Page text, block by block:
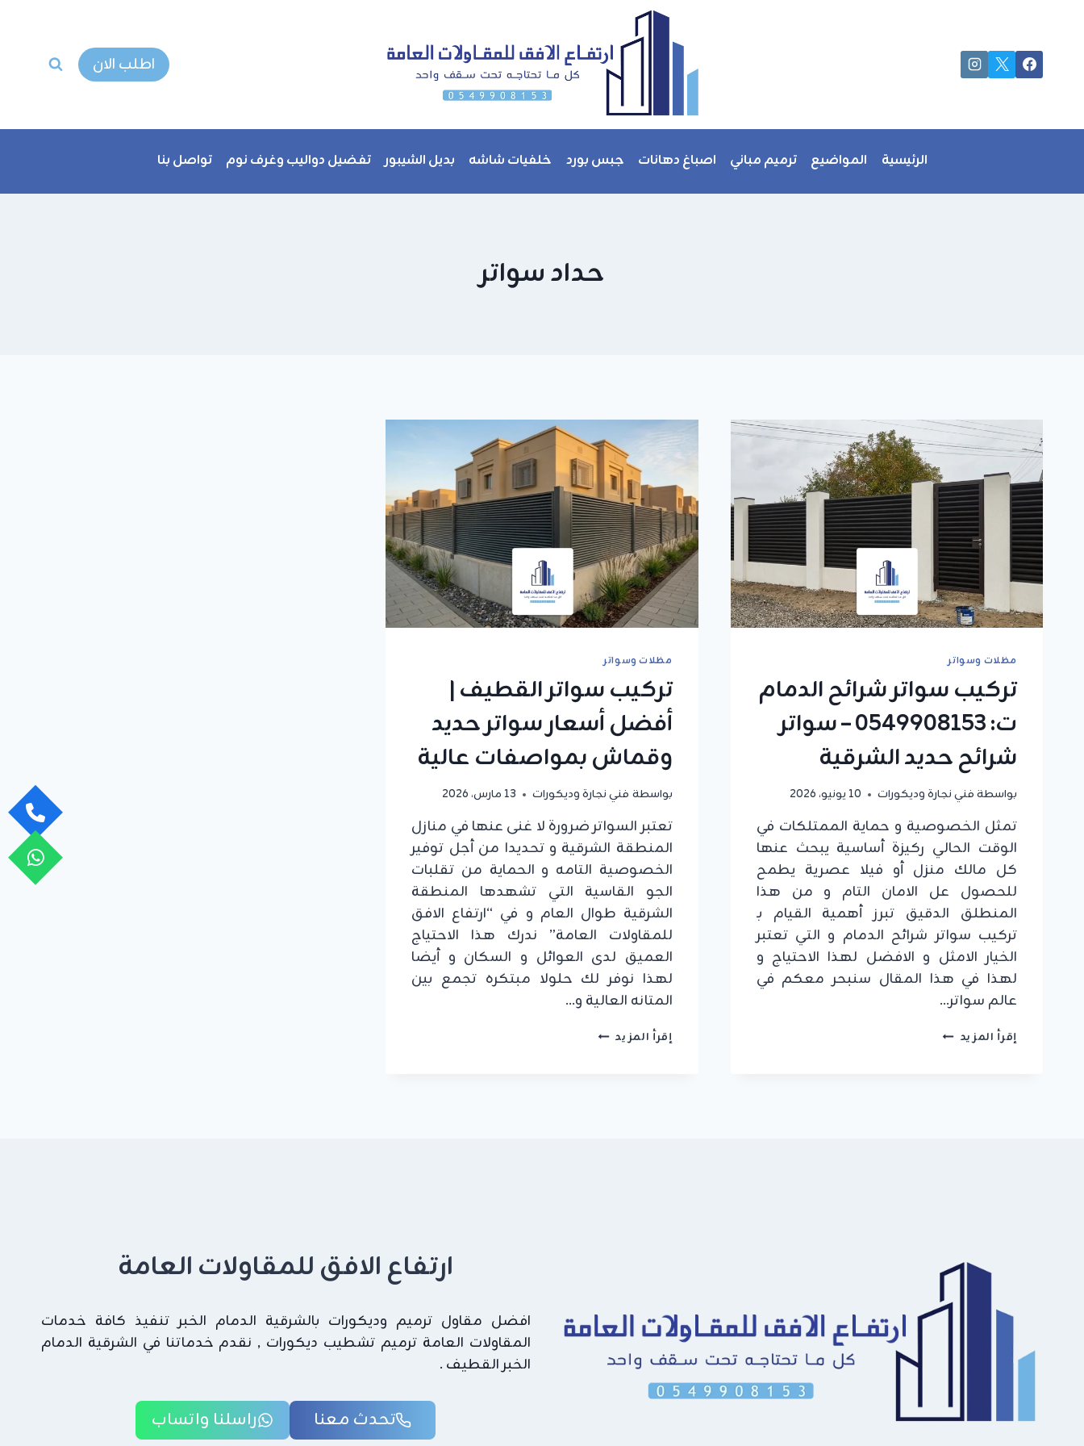
المحتوى
اطلب الان
الرئيسية المواضيع ترميم مباني اصباغ دهانات جبس بورد خلفيات شاشه بديل الشيبور تفضيل دواليب وغرف نوم تواصل بنا
حداد سواتر
مظلات وسواتر
تركيب سواتر شرائح الدمام
ت: 0549908153 – سواتر
شرائح حديد الشرقية
بواسطةفني نجارة وديكورات 10 يونيو، 2026
تمثل الخصوصية و حماية الممتلكات في
الوقت الحالي ركيزة أساسية يبحث عنها
كل مالك منزل أو فيلا عصرية يطمح
للحصول عل الامان التام و من هذا
المنطلق الدقيق تبرز أهمية القيام بـ
تركيب سواتر شرائح الدمام و التي تعتبر
الخيار الامثل و الافضل لهذا الاحتياج و
لهذا في هذا المقال سنبحر معكم في
عالم سواتر…
إقرأ المزيد تركيب
مظلات وسواتر
​تركيب سواتر القطيف |
أفضل أسعار سواتر حديد
وقماش بمواصفات عالية
بواسطة فني نجارة وديكورات 13 مارس، 2026
تعتبر السواتر ضرورة لا غنى عنها في منازل
المنطقة الشرقية و تحديدا من أجل توفير
الخصوصية التامه و الحماية من تقلبات
الجو القاسية التي تشهدها المنطقة
الشرقية طوال العام و في “ارتفاع الافق
للمقاولات العامة” ندرك هذا الاحتياج
العميق لدى العوائل و السكان و أيضا
لهذا نوفر لك حلولا مبتكره تجمع بين
المتانه العالية و…
إقرأ المزيد
​
ارتفاع الافق للمقاولات العامة
افضل مقاول ترميم وديكورات بالشرقية الدمام الخبر تنفيذ كافة خدمات
المقاولات العامة ترميم تشطيب ديكورات , نقدم خدماتنا في الشرقية الدمام
الخبر القطيف .
تحدث معنا راسلنا واتساب